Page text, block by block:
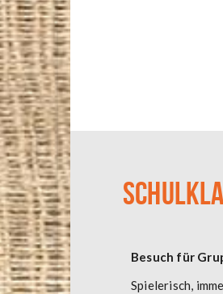
Besuch für
Spielerisch,